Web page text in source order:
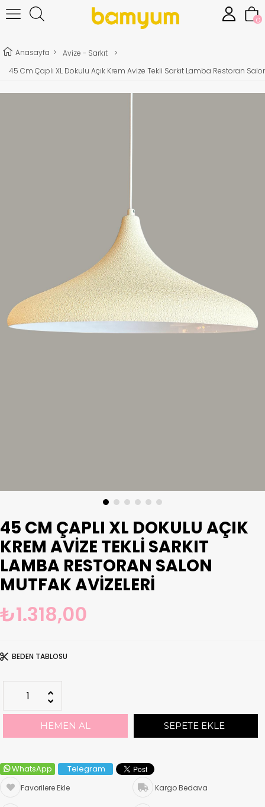
0
Anasayfa > Avize - Sarkıt
>
45 Cm Çaplı XL Dokulu Açık Krem Avize Tekli Sarkıt Lamba Restoran
45 CM ÇAPLI XL DOKULU AÇIK
KREM AVIZE TEKLI SARKIT
LAMBA RESTORAN SALON
MUTFAK AVIZELERI
₺1.318,00
BEDEN TABLOSU
WhatsApp Telegram
Favorilere Ekle Kargo Bedava